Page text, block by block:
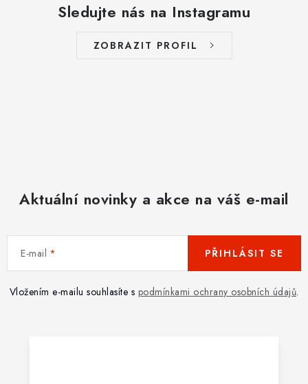
Sledujte nás na Instagramu
ZOBRAZIT PROFIL
Aktuální novinky a akce na váš e-mail
E-mail
Vložením e-mailu souhlasíte s podmínkami ochrany osobních údajů.
PŘIHLÁSIT SE